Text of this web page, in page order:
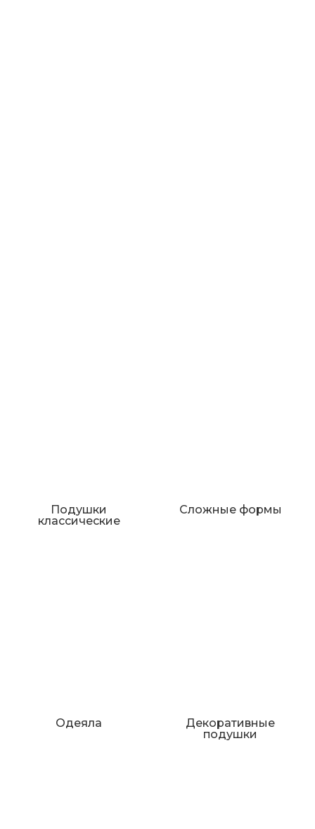
Подушки
классические
Сложные формы
Одеяла
Декоративные
подушки